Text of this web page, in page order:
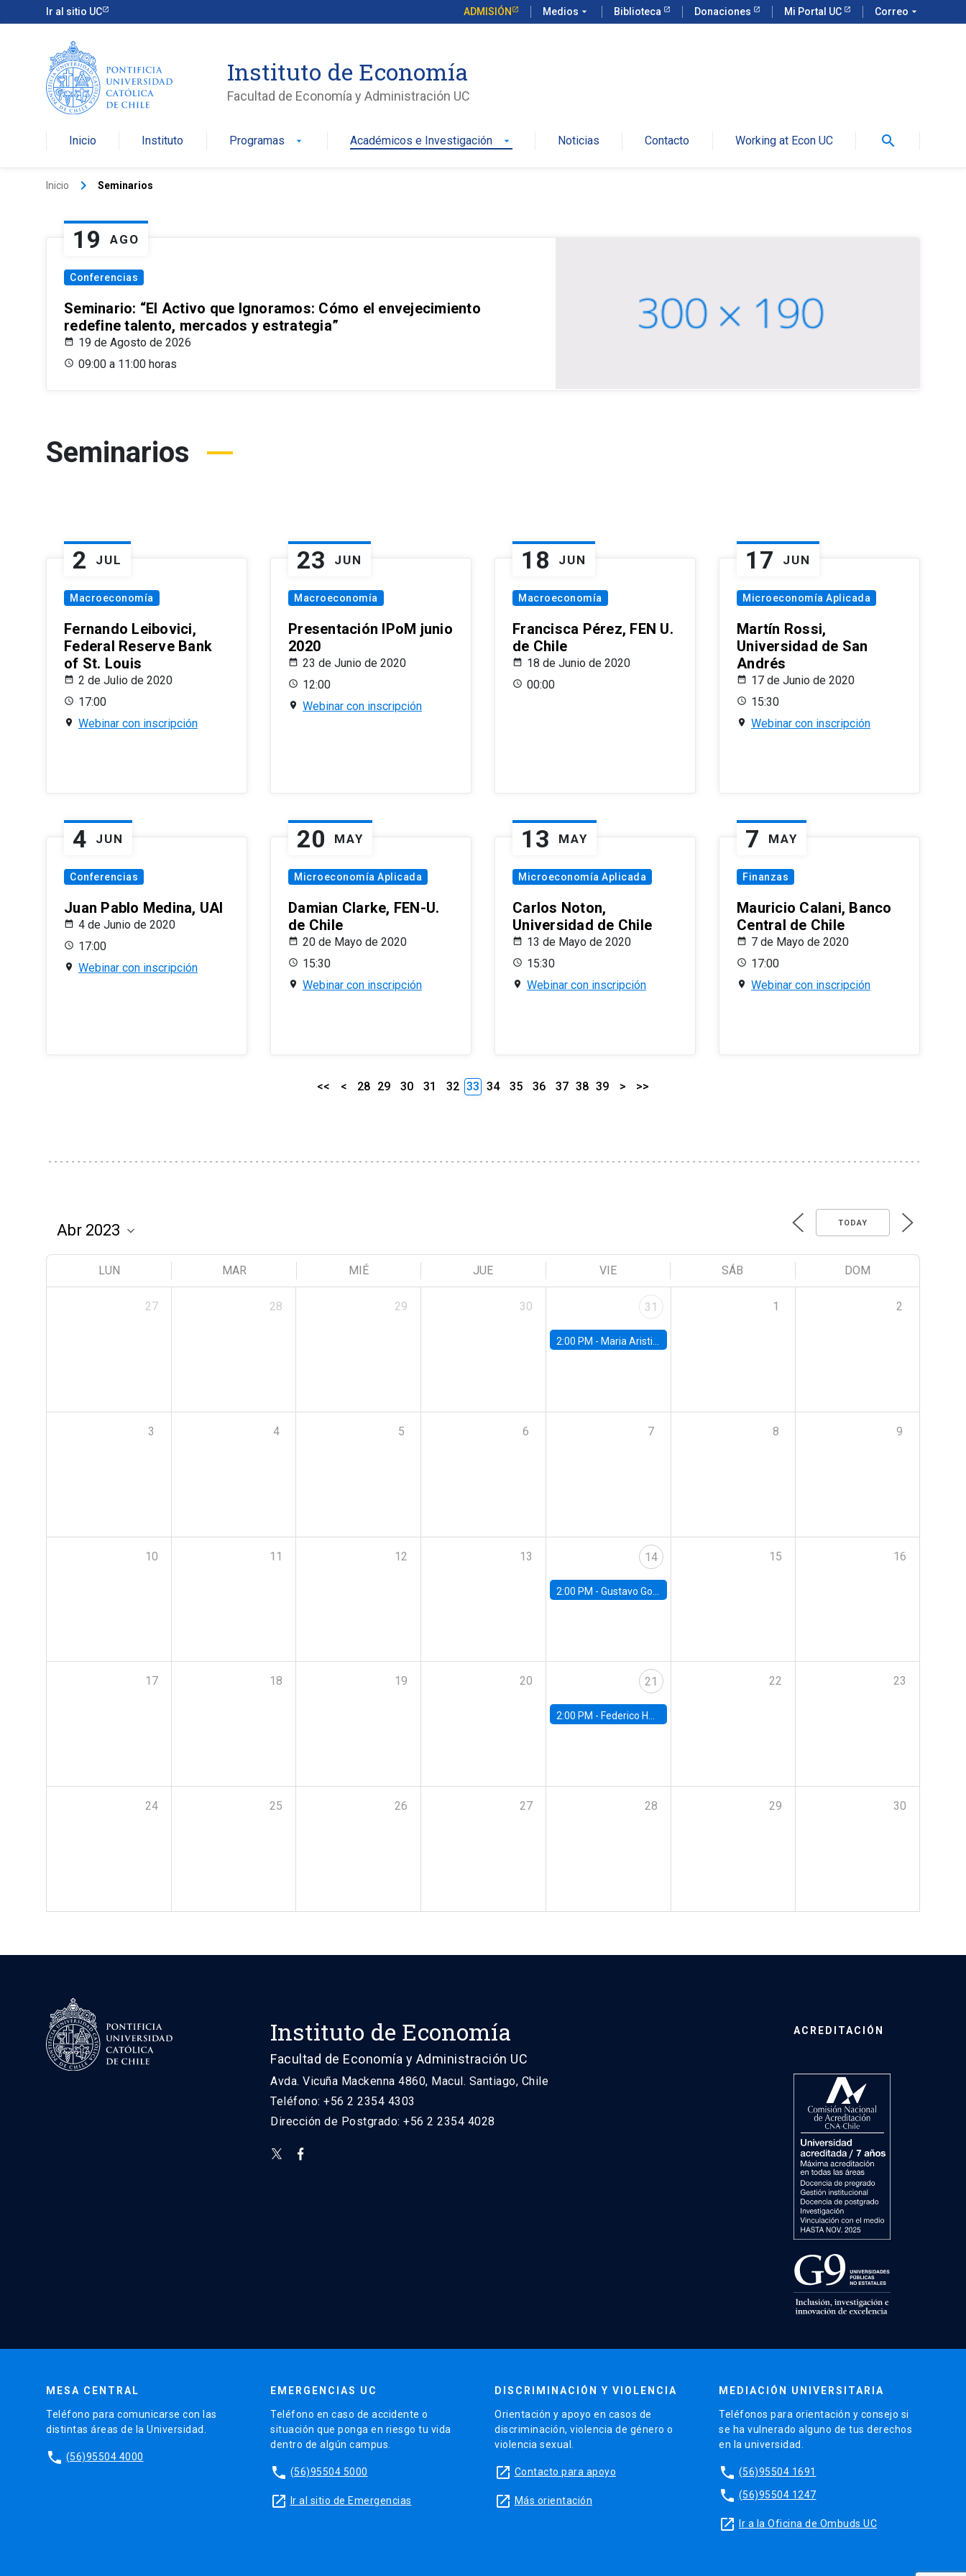
Ir al sitio UC ADMISIÓN Medios arrow_drop_down Biblioteca Donaciones Mi Portal UC Correo arrow_drop_down
Instituto de Economía
Facultad de Economía y Administración UC
Inicio Instituto Programas arrow_drop_down Académicos e Investigación arrow_drop_down Noticias Contacto Working at Econ UC search
Inicio keyboard_arrow_right Seminarios
19 AGO
Conferencias
Seminario: “El Activo que Ignoramos: Cómo el envejecimiento
redefine talento, mercados y estrategia”
19 de Agosto de 2026
09:00 a 11:00 horas
Seminarios
2 JUL
Macroeconomía
Fernando Leibovici,
Federal Reserve Bank
of St. Louis
2 de Julio de 2020
17:00
Webinar con inscripción
23 JUN
Macroeconomía
Presentación IPoM junio
2020
23 de Junio de 2020
12:00
Webinar con inscripción
18 JUN
Macroeconomía
Francisca Pérez, FEN U.
de Chile
18 de Junio de 2020
00:00
17 JUN
Microeconomía Aplicada
Martín Rossi,
Universidad de San
Andrés
17 de Junio de 2020
15:30
Webinar con inscripción
4 JUN
Conferencias
Juan Pablo Medina, UAI
4 de Junio de 2020
17:00
Webinar con inscripción
20 MAY
Microeconomía Aplicada
Damian Clarke, FEN-U.
de Chile
20 de Mayo de 2020
15:30
Webinar con inscripción
13 MAY
Microeconomía Aplicada
Carlos Noton,
Universidad de Chile
13 de Mayo de 2020
15:30
Webinar con inscripción
7 MAY
Finanzas
Mauricio Calani, Banco
Central de Chile
7 de Mayo de 2020
17:00
Webinar con inscripción
<< < 28 29 30 31 32 33 34 35 36 37 38 39 > >>
TODAY
LUN MAR MIÉ JUE VIE SÁB DOM
27 28 29 30 31
2:00 PM - Maria Aristizabal-Ramirez, FED Board
1 2
3 4 5 6 7 8 9
10 11 12 13 14
2:00 PM - Gustavo González - Banco Central de Chile
15 16
17 18 19 20 21
2:00 PM - Federico Huneeus - Banco Central de Chile
22 23
24 25 26 27 28 29 30
Instituto de Economía
Facultad de Economía y Administración UC
Avda. Vicuña Mackenna 4860, Macul. Santiago, Chile
Teléfono: +56 2 2354 4303
Dirección de Postgrado: +56 2 2354 4028
ACREDITACIÓN
MESA CENTRAL
Teléfono para comunicarse con las
distintas áreas de la Universidad.
phone (56)95504 4000
EMERGENCIAS UC
Teléfono en caso de accidente o
situación que ponga en riesgo tu vida
dentro de algún campus.
phone (56)95504 5000
launch Ir al sitio de Emergencias
DISCRIMINACIÓN Y VIOLENCIA
Orientación y apoyo en casos de
discriminación, violencia de género o
violencia sexual.
launch Contacto para apoyo
launch Más orientación
MEDIACIÓN UNIVERSITARIA
Teléfonos para orientación y consejo si
se ha vulnerado alguno de tus derechos
en la universidad.
phone (56)95504 1691
phone (56)95504 1247
launch Ir a la Oficina de Ombuds UC